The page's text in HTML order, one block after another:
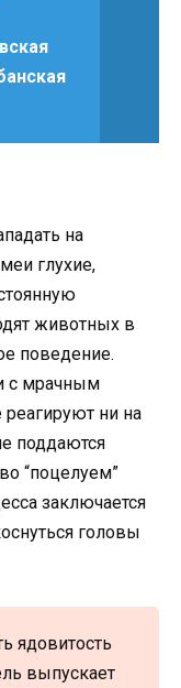
на
глухие,
животных в
поведение.
с мрачным
ни на
поддаются
“поцелуем”
заключается
головы
ядовитость
выпускает